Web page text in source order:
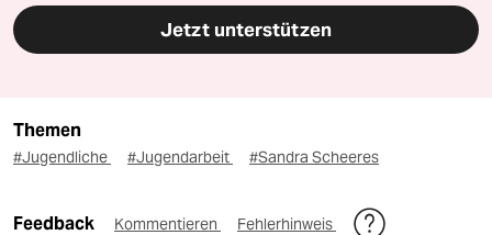
Jetzt unterstützen
Themen
#Jugendliche #Jugendarbeit #Sandra Scheeres
Feedback Kommentieren Fehlerhinweis